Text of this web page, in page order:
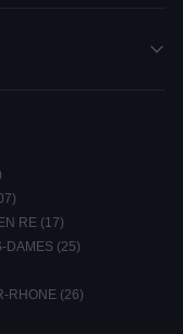
RE (17)
DAMES (25)
RHONE (26)